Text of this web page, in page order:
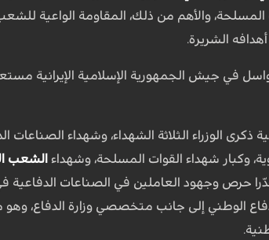
والأهم من ذلك، المقاومة الواعية
الشريرة.
في جيش الجمهورية الإسلامية الإيرانية
ذكرى الوزراء الثلاثة الشهداء، وشهداء الصناعات
وكبار شهداء القوات المسلحة، وشهداء الشعب
حرص وجهود العاملين في الصناعات الدفاعية
الوطني إلى جانب متخصصي وزارة الدفاع، وهو